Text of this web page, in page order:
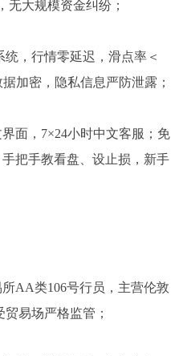
无大规模资金纠纷；
，行情零延迟，滑点率＜
加密，隐私信息严防泄露；
面，7×24小时中文客服；免
把手教看盘、设止损，新手
AA类106号行员，主营伦敦
易场严格监管；